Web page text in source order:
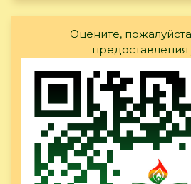
Оцените,
предоставления